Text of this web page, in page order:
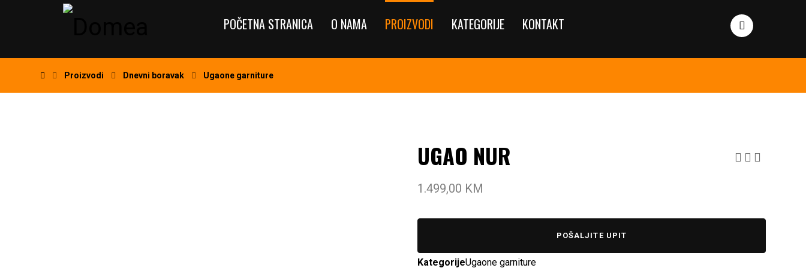
POČETNA STRANICA O NAMA PROIZVODI KATEGORIJE KONTAKT
Proizvodi Dnevni boravak Ugaone garniture
UGAO NUR
1.499,00 KM
POŠALJITE UPIT
KategorijeUgaone garniture